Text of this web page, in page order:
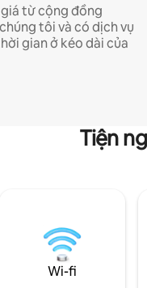
từ cộng đồng
tôi và có dịch vụ
gian ở kéo dài của
Tiện
Wi-fi